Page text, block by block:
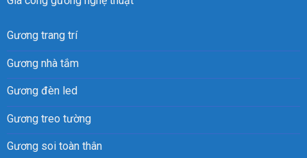
Gương trang trí
Gương nhà tắm
Gương đèn led
Gương treo tường
Gương soi toàn thân